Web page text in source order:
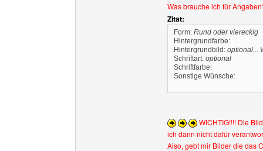
Was brauche ich für
Zitat:
Form: Rund oder viereckig
Hintergrundfarbe:
Hintergrundbild: optional...
Schriftart: optional
Schriftfarbe:
Sonstige Wünsche:
WICHTIG!!!! Die
ich dann nicht dafür
Also, gebt mir Bilder die das